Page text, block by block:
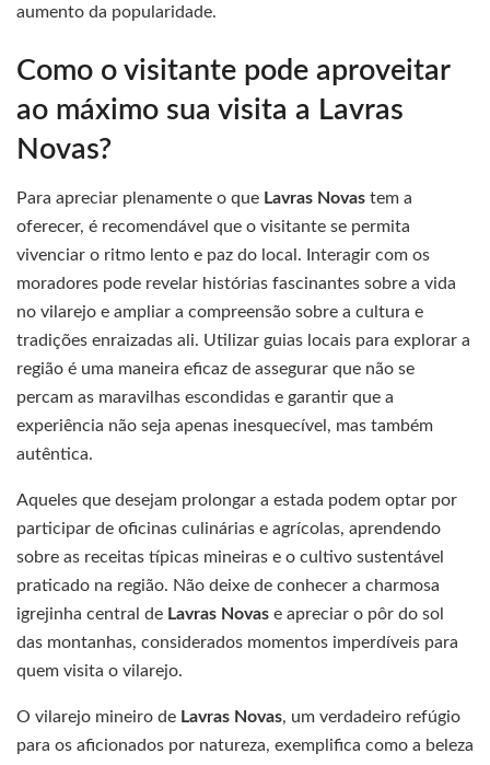
aumento da popularidade.
Como o visitante pode aproveitar
ao máximo sua visita a Lavras
Novas?
Para apreciar plenamente o que Lavras Novas tem a
oferecer, é recomendável que o visitante se permita
vivenciar o ritmo lento e paz do local. Interagir com os
moradores pode revelar histórias fascinantes sobre a vida
no vilarejo e ampliar a compreensão sobre a cultura e
tradições enraizadas ali. Utilizar guias locais para explorar a
região é uma maneira eficaz de assegurar que não se
percam as maravilhas escondidas e garantir que a
experiência não seja apenas inesquecível, mas também
autêntica.
Aqueles que desejam prolongar a estada podem optar por
participar de oficinas culinárias e agrícolas, aprendendo
sobre as receitas típicas mineiras e o cultivo sustentável
praticado na região. Não deixe de conhecer a charmosa
igrejinha central de Lavras Novas e apreciar o pôr do sol
das montanhas, considerados momentos imperdíveis para
quem visita o vilarejo.
O vilarejo mineiro de Lavras Novas, um verdadeiro refúgio
para os aficionados por natureza, exemplifica como a beleza